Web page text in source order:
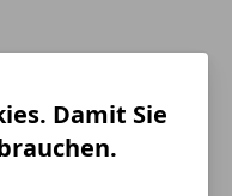
Damit Sie